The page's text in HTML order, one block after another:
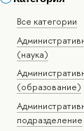
Все категории
(наука)
(образование)
подразделение